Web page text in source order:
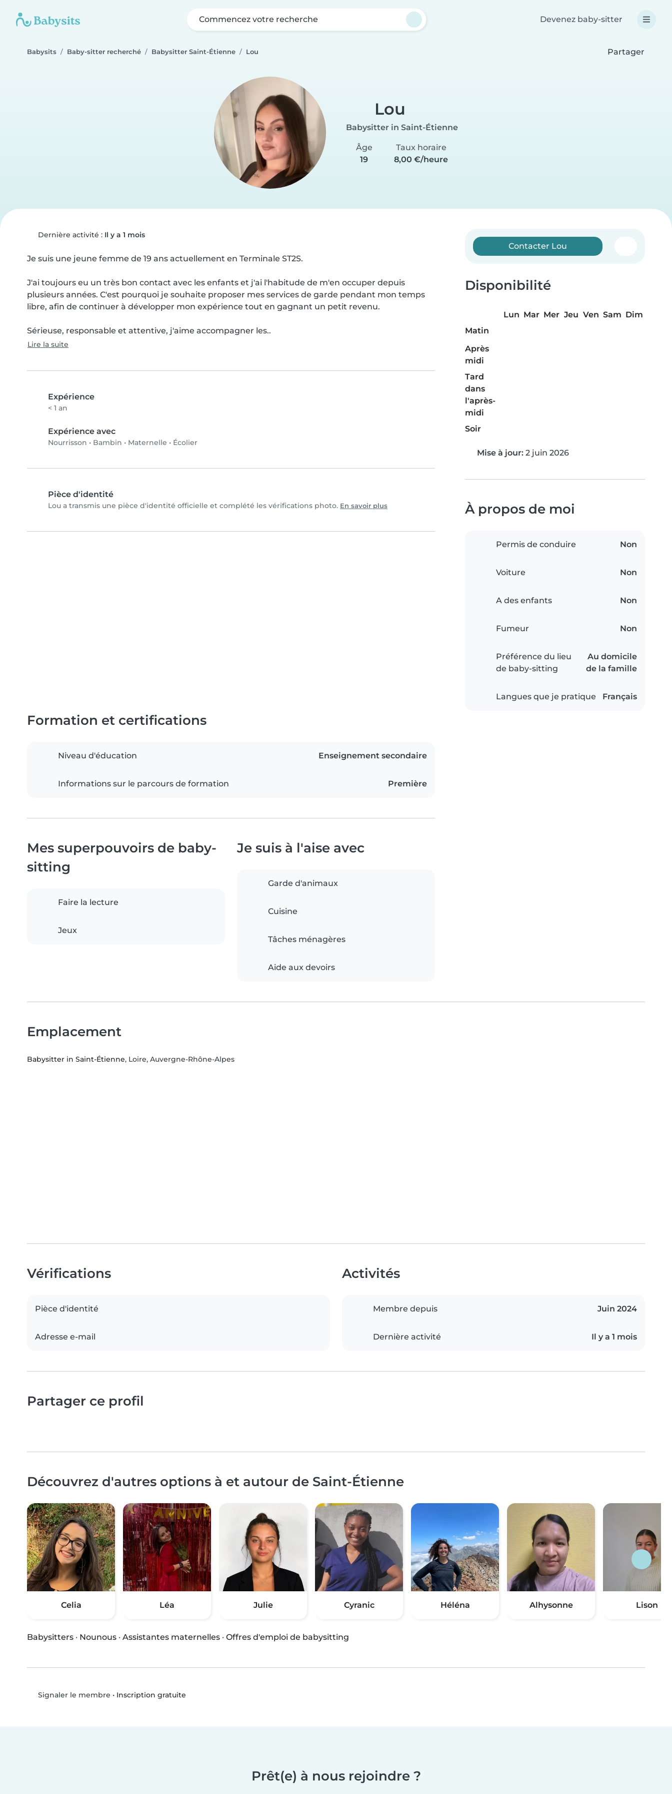
Commencez votre recherche Devenez baby-sitter
Babysits Baby-sitter recherché Babysitter Saint-Étienne Lou Partager
Lou
Babysitter in Saint-Étienne
Âge
19
Taux horaire
8,00 €/heure
Dernière activité : Il y a 1 mois
Je suis une jeune femme de 19 ans actuellement en Terminale ST2S.
J'ai toujours eu un très bon contact avec les enfants et j'ai l'habitude de m'en occuper depuis
plusieurs années. C'est pourquoi je souhaite proposer mes services de garde pendant mon temps
libre, afin de continuer à développer mon expérience tout en gagnant un petit revenu.
Sérieuse, responsable et attentive, j'aime accompagner les..
Lire la suite
Expérience
< 1 an
Expérience avec
Nourrisson • Bambin • Maternelle • Écolier
Pièce d'identité
Lou a transmis une pièce d'identité officielle et complété les vérifications photo. En savoir plus
Contacter Lou
Disponibilité
Lun Mar Mer Jeu Ven Sam Dim
Matin
Après
midi
Tard
dans
l'après-
midi
Soir
Mise à jour: 2 juin 2026
À propos de moi
Permis de conduire Non
Voiture Non
A des enfants Non
Fumeur Non
Préférence du lieu
de baby-sitting
Au domicile
de la famille
Langues que je pratique Français
Formation et certifications
Niveau d'éducation Enseignement secondaire
Informations sur le parcours de formation Première
Mes superpouvoirs de baby-
sitting
Faire la lecture
Jeux
Je suis à l'aise avec
Garde d'animaux
Cuisine
Tâches ménagères
Aide aux devoirs
Emplacement
Babysitter in Saint-Étienne, Loire, Auvergne-Rhône-Alpes
Vérifications
Pièce d'identité
Adresse e-mail
Activités
Membre depuis Juin 2024
Dernière activité Il y a 1 mois
Partager ce profil
Découvrez d'autres options à et autour de Saint-Étienne
Celia Léa Julie Cyranic Héléna Alhysonne Lison
Babysitters · Nounous · Assistantes maternelles · Offres d'emploi de babysitting
Signaler le membre • Inscription gratuite
Prêt(e) à nous rejoindre ?